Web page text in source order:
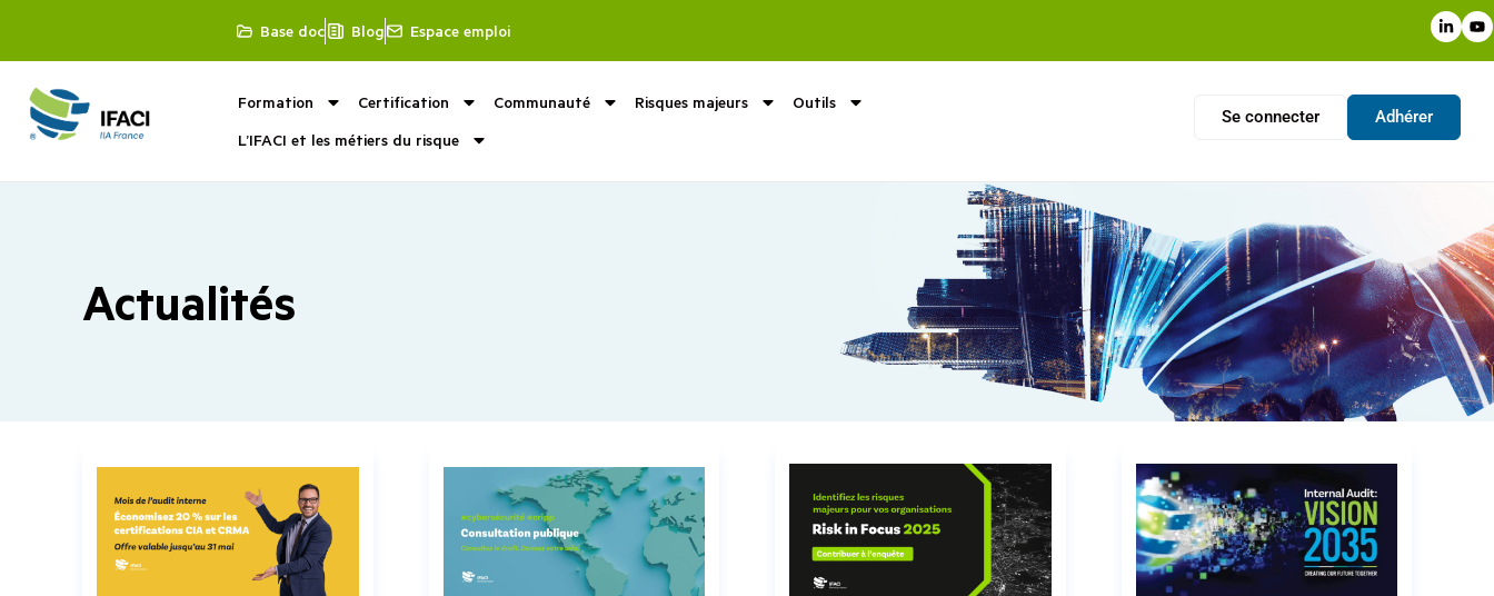
Base doc Blog Espace emploi
Formation Certification Communauté Risques majeurs
Outils
L’IFACI et les métiers du risque
Se connecter Adhérer
Actualités